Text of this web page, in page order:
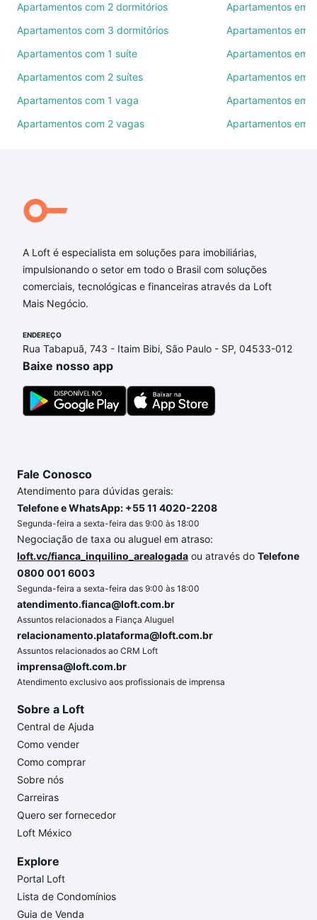
Como escolher um imóvel?
ruas, bairros e até condomínios favoritos. Você
também pode usar os filtros como quantidade de
quartos, suítes, com ou sem vaga de garagem para
comodidades, como piscina, academia, salão de
Qual o preço de Apartamentos com 1 suite à venda
em Jardim Santo André, Sorocaba, SP?
Aqui na Loft temos a oferta ideal para você, com
Apartamentos com 1 suite à venda em Jardim Santo
André, Sorocaba, SP que custam a partir de R$ 0 e
com nossas opções de financiamento imobiliário as
ainda tem alguma dúvida dos custos envolvidos no
processo de compra, veja em nosso portal quanto
custa comprar um apartamento
gente para comprar o imóvel dos seus sonhos com
segurança e conforto. Loft, com você até as
Apartamentos com 2 dormitórios
Apartamentos com 3 dormitórios
Apartamentos com 1 suíte
Apartamentos com 2 suítes
Apartamentos com 1 vaga
Apartamentos com 2 vagas
Apartamentos em
Apartamentos em
Apartamentos em
Apartamentos em
Apartamentos em
Apartamentos em
A Loft é especialista em soluções para imobiliárias,
impulsionando o setor em todo o Brasil com soluções
comerciais, tecnológicas e financeiras através da Loft
Mais Negócio.
ENDEREÇO
Rua Tabapuã, 743 - Itaim Bibi, São Paulo - SP, 04533-012
Baixe nosso app
Fale Conosco
Atendimento para dúvidas gerais:
Telefone e WhatsApp: +55 11 4020-2208
Segunda-feira a sexta-feira das 9:00 às 18:00
Negociação de taxa ou aluguel em atraso:
loft.vc/fianca_inquilino_arealogada ou através do Telefone
0800 001 6003
Segunda-feira a sexta-feira das 9:00 às 18:00
atendimento.fianca@loft.com.br
Assuntos relacionados a Fiança Aluguel
relacionamento.plataforma@loft.com.br
Assuntos relacionados ao CRM Loft
imprensa@loft.com.br
Atendimento exclusivo aos profissionais de imprensa
Sobre a Loft
Central de Ajuda
Como vender
Como comprar
Sobre nós
Carreiras
Quero ser fornecedor
Loft México
Explore
Portal Loft
Lista de Condomínios
Guia de Venda